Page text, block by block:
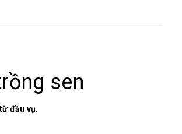
sen
đầu vụ